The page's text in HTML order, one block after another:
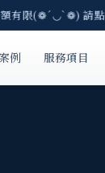
限(❁´◡`❁) 請點此
例 服務項目